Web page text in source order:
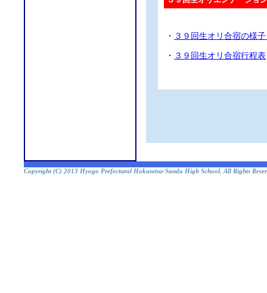
・ ３９回生オリ合宿の様
・ ３９回生オリ合宿行程表
Copyright (C) 2013 Hyogo Prefectural Hokusetsu-Sanda High School. All Rights